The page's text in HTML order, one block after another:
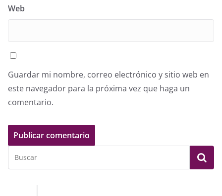
Web
Guardar mi nombre, correo electrónico y sitio web en
este navegador para la próxima vez que haga un
comentario.